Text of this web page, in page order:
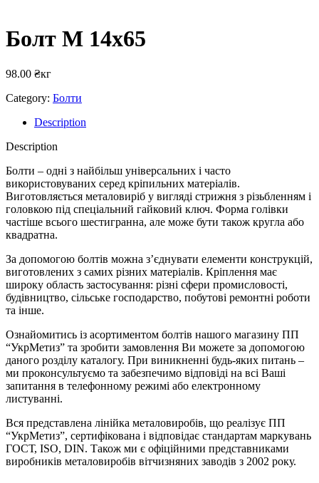
Болт М 14х65
98.00 ₴кг
Category: Болти
Description
Description
Болти – одні з найбільш універсальних і часто
використовуваних серед кріпильних матеріалів.
Виготовляється металовиріб у вигляді стрижня з різьбленням і
головкою під спеціальний гайковий ключ. Форма голівки
частіше всього шестигранна, але може бути також кругла або
квадратна.
За допомогою болтів можна з’єднувати елементи конструкцій,
виготовлених з самих різних матеріалів. Кріплення має
широку область застосування: різні сфери промисловості,
будівництво, сільське господарство, побутові ремонтні роботи
та інше.
Ознайомитись із асортиментом болтів нашого магазину ПП
“УкрМетиз” та зробити замовлення Ви можете за допомогою
даного розділу каталогу. При виникненні будь-яких питань –
ми проконсультуємо та забезпечимо відповіді на всі Ваші
запитання в телефонному режимі або електронному
листуванні.
Вся представлена ​​лінійка металовиробів, що реалізує ПП
“УкрМетиз”, сертифікована і відповідає стандартам маркувань
ГОСТ, ISO, DIN. Також ми є офіційними представниками
виробників металовиробів вітчизняних заводів з 2002 року.